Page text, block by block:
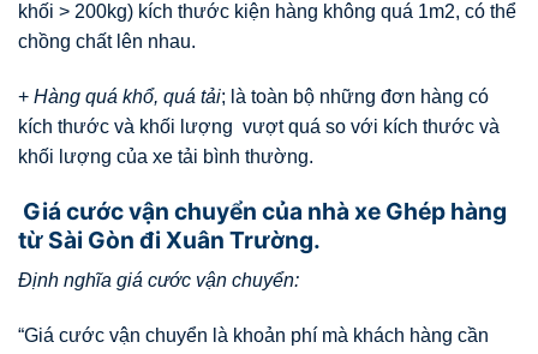
khối > 200kg) kích thước kiện hàng không quá 1m2, có thể
chồng chất lên nhau.
+ Hàng quá khổ, quá tải; là toàn bộ những đơn hàng có
kích thước và khối lượng vượt quá so với kích thước và
khối lượng của xe tải bình thường.
Giá cước vận chuyển của nhà xe Ghép hàng
từ Sài Gòn đi Xuân Trường.
Định nghĩa giá cước vận chuyển:
“Giá cước vận chuyển là khoản phí mà khách hàng cần